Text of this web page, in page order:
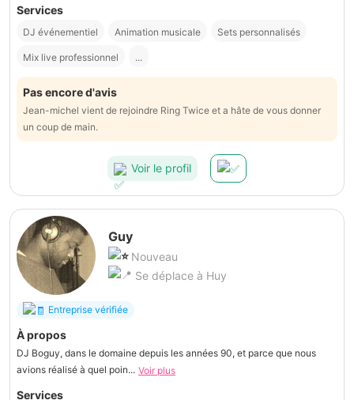
Services
DJ événementiel Animation musicale Sets personnalisés
Mix live professionnel ...
Pas encore d'avis
Jean-michel vient de rejoindre Ring Twice et a hâte de vous donner
un coup de main.
Voir le profil
Guy
Nouveau
Se déplace à Huy
Entreprise vérifiée
À propos
DJ Boguy, dans le domaine depuis les années 90, et parce que nous
avions réalisé à quel poin... Voir plus
Services